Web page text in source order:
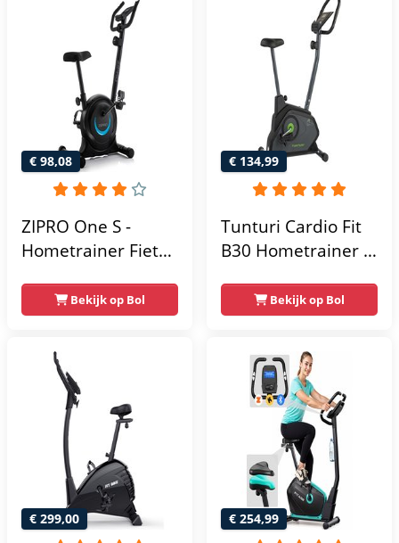
Hartslagfunctie -
Max 130kg -
Extreem Stil
Tablethouder -
Max. 120 kg
Gebruikersgewicht
- Fitnessfiets
€ 98,08
ZIPRO One S -
Hometrainer Fiets -
Magnetische Fiets -
Hartslagsensoren -
Gemakkelijk te
transporteren -
Antislippedalen -
Homegym -
Stabiele structuur -
gebruikersgewicht
110 kg - Zwart en
Bekijk op Bol
€ 134,99
Tunturi Cardio Fit
B30 Hometrainer -
weerstandsniveaus
- Tablethouder -
Hartslagfunctie en
transportwielen
Bekijk op Bol
€ 299,00 € 254,99